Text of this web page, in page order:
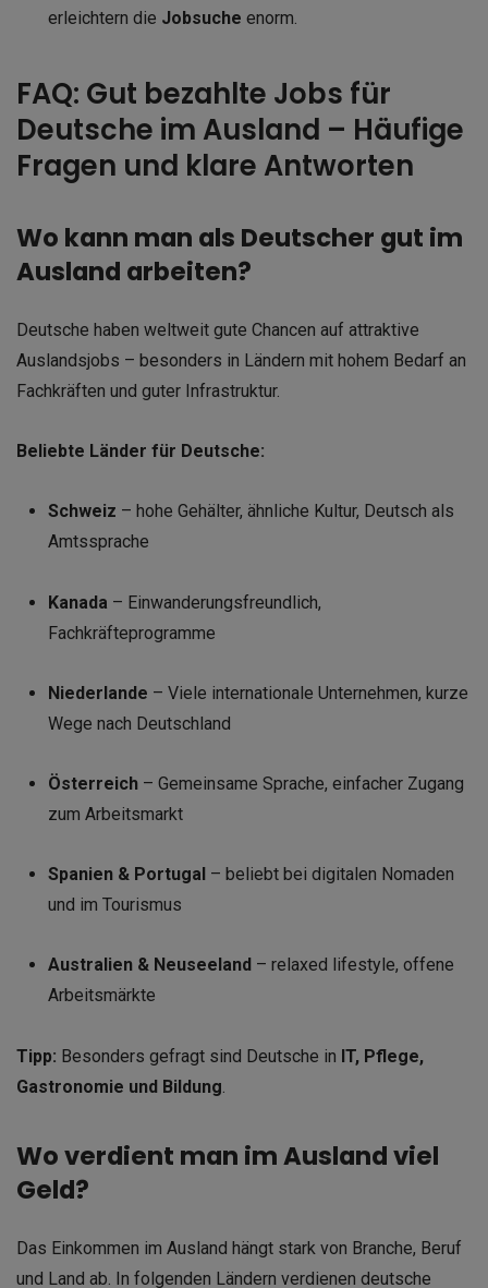
erleichtern die Jobsuche enorm.
FAQ: Gut bezahlte Jobs für
Deutsche im Ausland – Häufige
Fragen und klare Antworten
Wo kann man als Deutscher gut im
Ausland arbeiten?
Deutsche haben weltweit gute Chancen auf attraktive
Auslandsjobs – besonders in Ländern mit hohem Bedarf an
Fachkräften und guter Infrastruktur.
Beliebte Länder für Deutsche:
Schweiz – hohe Gehälter, ähnliche Kultur, Deutsch als
Amtssprache
Kanada – Einwanderungsfreundlich,
Fachkräfteprogramme
Niederlande – Viele internationale Unternehmen, kurze
Wege nach Deutschland
Österreich– Gemeinsame Sprache, einfacher Zugang
zum Arbeitsmarkt
Spanien & Portugal – beliebt bei digitalen Nomaden
und im Tourismus
Australien & Neuseeland – relaxed lifestyle, offene
Arbeitsmärkte
Tipp: Besonders gefragt sind Deutsche in IT, Pflege,
Gastronomie und Bildung
Wo verdient man im Ausland viel
Geld?
Das Einkommen im Ausland hängt stark von Branche, Beruf
und Land ab. In folgenden Ländern verdienen deutsche